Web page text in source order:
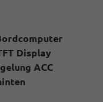
Display
ACC